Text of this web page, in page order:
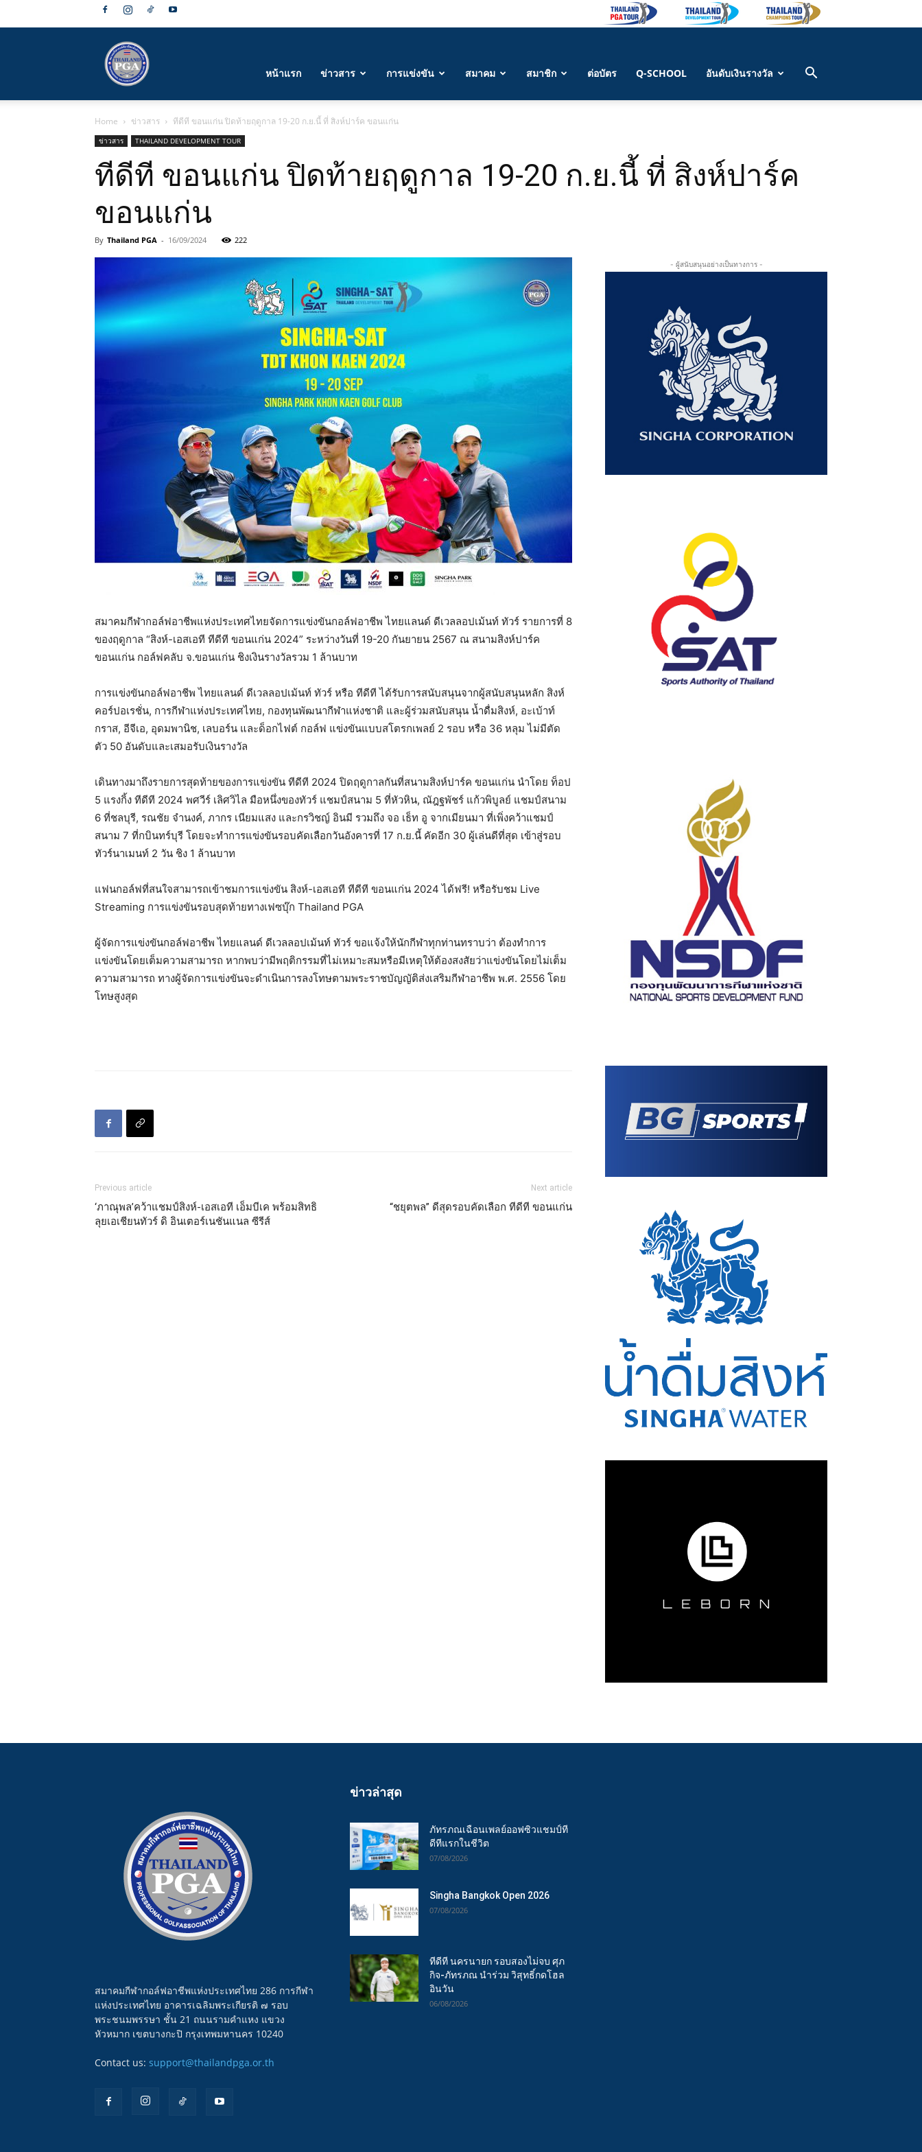
กีฬา
กอล์ฟ
ประเทศไทย
หน้าแรก ข่าวสาร การแข่งขัน สมาคม สมาชิก ต่อบัตร Q-SCHOOL อันดับเงินรางวัล
Home ข่าวสาร ทีดีที ขอนแก่น ปิดท้ายฤดูกาล 19-20 ก.ย.นี้ ที่ สิงห์ปาร์ค ขอนแก่น
ข่าวสาร THAILAND DEVELOPMENT TOUR
ทีดีที ขอนแก่น ปิดท้ายฤดูกาล 19-20 ก.ย.นี้ ที่ สิงห์ปาร์ค
ขอนแก่น
By Thailand PGA - 16/09/2024 222
สมาคมกีฬากอล์ฟอาชีพแห่งประเทศไทยจัดการแข่งขันกอล์ฟอาชีพ ไทยแลนด์ ดีเวลลอปเม้นท์ ทัวร์ รายการที่ 8
ของฤดูกาล “สิงห์-เอสเอที ทีดีที ขอนแก่น 2024” ระหว่างวันที่ 19-20 กันยายน 2567 ณ สนามสิงห์ปาร์ค
ขอนแก่น กอล์ฟคลับ จ.ขอนแก่น ชิงเงินรางวัลรวม 1 ล้านบาท
การแข่งขันกอล์ฟอาชีพ ไทยแลนด์ ดีเวลลอปเม้นท์ ทัวร์ หรือ ทีดีที ได้รับการสนับสนุนจากผู้สนับสนุนหลัก สิงห์
คอร์ปอเรชั่น, การกีฬาแห่งประเทศไทย, กองทุนพัฒนากีฬาแห่งชาติ และผู้ร่วมสนับสนุน น้ำดื่มสิงห์, อะเบ้าท์
กราส, อีจีเอ, อุดมพานิช, เลบอร์น และด็อกไฟต์ กอล์ฟ แข่งขันแบบสโตรกเพลย์ 2 รอบ หรือ 36 หลุม ไม่มีตัด
ตัว 50 อันดับและเสมอรับเงินรางวัล
เดินทางมาถึงรายการสุดท้ายของการแข่งขัน ทีดีที 2024 ปิดฤดูกาลกันที่สนามสิงห์ปาร์ค ขอนแก่น นำโดย ท็อป
5 แรงกิ้ง ทีดีที 2024 พศวีร์ เลิศวิไล มือหนึ่งของทัวร์ แชมป์สนาม 5 ที่หัวหิน, ณัฎฐพัชร์ แก้วพิบูลย์ แชมป์สนาม
6 ที่ชลบุรี, รณชัย จำนงค์, ภากร เนียมแสง และกรวิชญ์ อินมี รวมถึง จอ เธ็ท อู จากเมียนมา ที่เพิ่งคว้าแชมป์
สนาม 7 ที่กบินทร์บุรี โดยจะทำการแข่งขันรอบคัดเลือกวันอังคารที่ 17 ก.ย.นี้ คัดอีก 30 ผู้เล่นดีที่สุด เข้าสู่รอบ
ทัวร์นาเมนท์ 2 วัน ชิง 1 ล้านบาท
แฟนกอล์ฟที่สนใจสามารถเข้าชมการแข่งขัน สิงห์-เอสเอที ทีดีที ขอนแก่น 2024 ได้ฟรี! หรือรับชม Live
Streaming การแข่งขันรอบสุดท้ายทางเฟซบุ๊ก Thailand PGA
ผู้จัดการแข่งขันกอล์ฟอาชีพ ไทยแลนด์ ดีเวลลอปเม้นท์ ทัวร์ ขอแจ้งให้นักกีฬาทุกท่านทราบว่า ต้องทำการ
แข่งขันโดยเต็มความสามารถ หากพบว่ามีพฤติกรรมที่ไม่เหมาะสมหรือมีเหตุให้ต้องสงสัยว่าแข่งขันโดยไม่เต็ม
ความสามารถ ทางผู้จัดการแข่งขันจะดำเนินการลงโทษตามพระราชบัญญัติส่งเสริมกีฬาอาชีพ พ.ศ. 2556 โดย
โทษสูงสุด
Previous article
‘ภาณุพล’คว้าแชมป์สิงห์-เอสเอที เอ็มบีเค พร้อมสิทธิ
ลุยเอเชียนทัวร์ ดิ อินเตอร์เนชันแนล ซีรีส์
Next article
“ชยุตพล” ดีสุดรอบคัดเลือก ทีดีที ขอนแก่น
- ผู้สนับสนุนอย่างเป็นทางการ -
สมาคมกีฬากอล์ฟอาชีพแห่งประเทศไทย 286 การกีฬา
แห่งประเทศไทย อาคารเฉลิมพระเกียรติ ๗ รอบ
พระชนมพรรษา ชั้น 21 ถนนรามคำแหง แขวง
หัวหมาก เขตบางกะปิ กรุงเทพมหานคร 10240
Contact us: support@thailandpga.or.th
ข่าวล่าสุด
ภัทรภณเฉือนเพลย์ออฟซิวแชมป์ที
ดีทีแรกในชีวิต
07/08/2026
Singha Bangkok Open 2026
07/08/2026
ทีดีที นครนายก รอบสองไม่จบ ศุภ
กิจ-ภัทรภณ นำร่วม วิสุทธิ์กดโฮล
อินวัน
06/08/2026